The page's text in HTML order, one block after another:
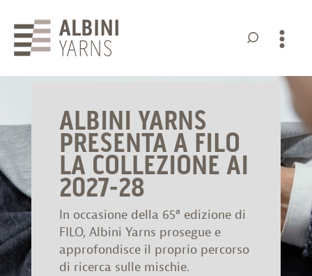
Yarns
ALBINI YARNS
PRESENTA A FILO
LA COLLEZIONE AI
2027-28
In occasione della 65ª edizione di
FILO, Albini Yarns prosegue e
approfondisce il proprio percorso
di ricerca sulle mischie.